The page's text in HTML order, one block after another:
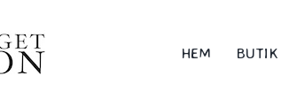
HEM BUTIK